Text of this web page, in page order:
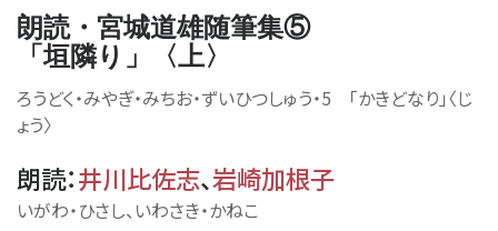
朗読・宮城道雄随筆集⑤
「垣隣り」〈上〉
ろうどく・みやぎ・みちお・ずいひつしゅう・5 「かきどなり」〈じ
ょう〉
朗読：井川比佐志、岩崎加根子
いがわ・ひさし、いわさき・かねこ